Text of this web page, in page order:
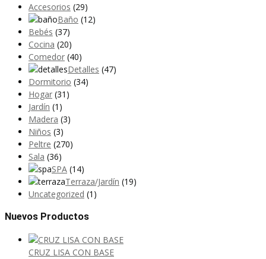
Accesorios (29)
Baño (12)
Bebés (37)
Cocina (20)
Comedor (40)
Detalles (47)
Dormitorio (34)
Hogar (31)
Jardín (1)
Madera (3)
Niños (3)
Peltre (270)
Sala (36)
SPA (14)
Terraza/Jardín (19)
Uncategorized (1)
Nuevos Productos
CRUZ LISA CON BASE